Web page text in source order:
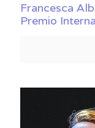
Francesca
Premio